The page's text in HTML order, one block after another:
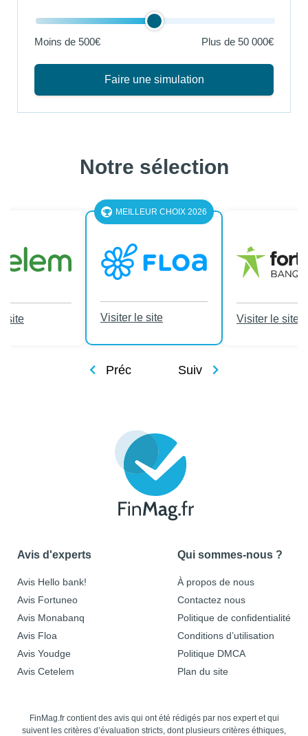
Moins de 500€ Plus de 50 000€
Faire une simulation
Notre sélection
site
MEILLEUR CHOIX 2026
Visiter le site Visiter le site
Préc Suiv
Avis d'experts
Avis Hello bank!
Avis Fortuneo
Avis Monabanq
Avis Floa
Avis Youdge
Avis Cetelem
Qui sommes-nous ?
À propos de nous
Contactez nous
Politique de confidentialité
Conditions d’utilisation
Politique DMCA
Plan du site
FinMag.fr contient des avis qui ont été rédigés par nos expert et qui
suivent les critères d’évaluation stricts, dont plusieurs critères éthiques,